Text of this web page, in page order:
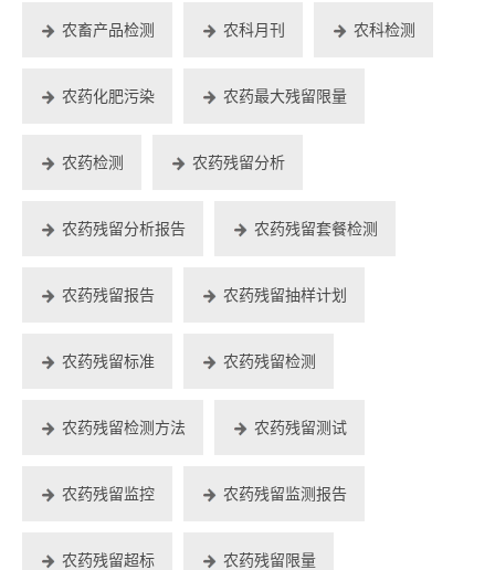
农畜产品检测 农科月刊 农科检测
农药化肥污染 农药最大残留限量
农药检测 农药残留分析
农药残留分析报告 农药残留套餐检测
农药残留报告 农药残留抽样计划
农药残留标准 农药残留检测
农药残留检测方法 农药残留测试
农药残留监控 农药残留监测报告
农药残留超标 农药残留限量